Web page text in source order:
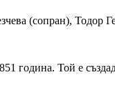
(сопран), Тодор
година. Той е